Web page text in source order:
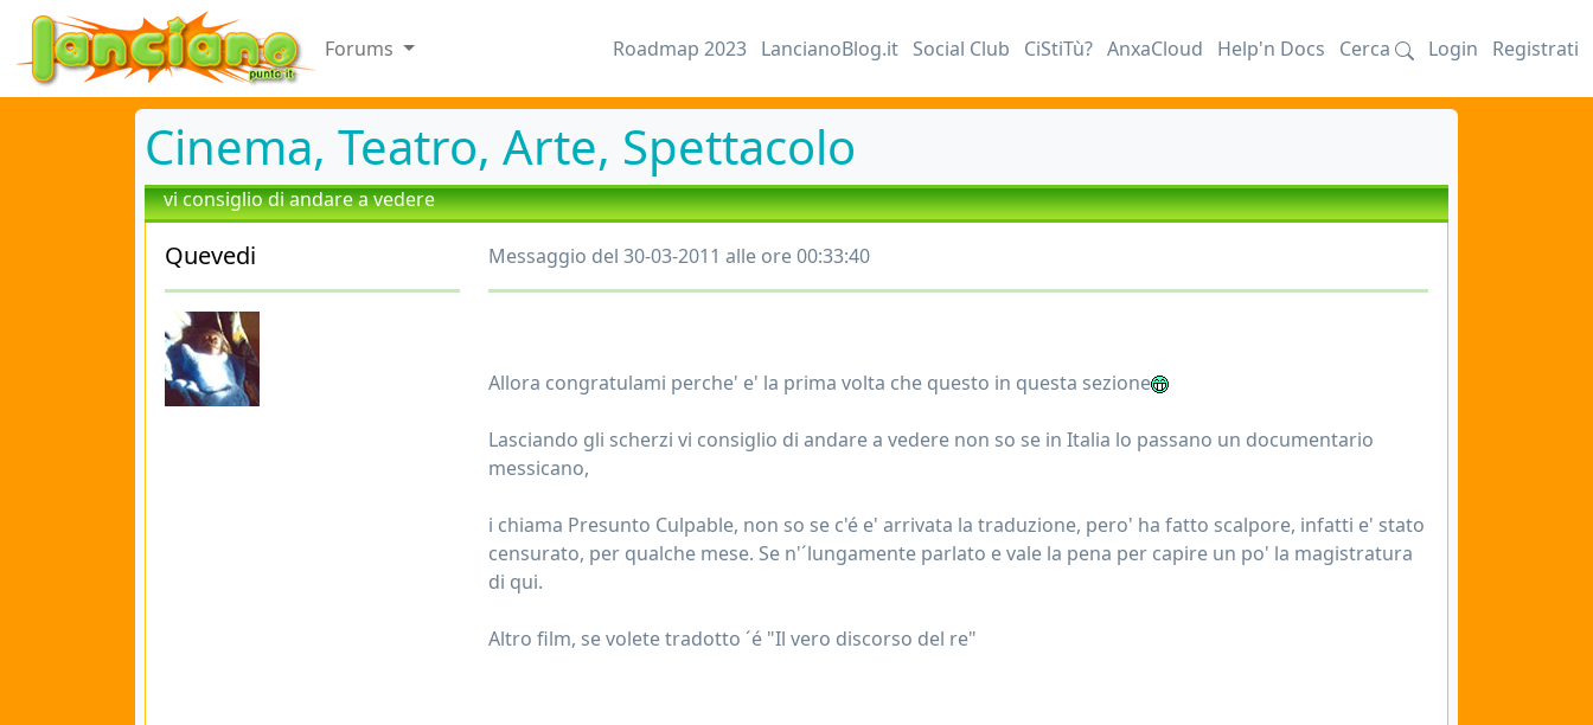
Forums Roadmap 2023 LancianoBlog.it Social Club CiStiTù? AnxaCloud Help'n Docs Cerca Login Registrati
Cinema, Teatro, Arte, Spettacolo
vi consiglio di andare a vedere
Quevedi Messaggio del 30-03-2011 alle ore 00:33:40
Allora congratulami perche' e' la prima volta che questo in questa sezione
Lasciando gli scherzi vi consiglio di andare a vedere non so se in Italia lo passano un documentario
messicano,
i chiama Presunto Culpable, non so se c'é e' arrivata la traduzione, pero' ha fatto scalpore, infatti e' stato
censurato, per qualche mese. Se n'´lungamente parlato e vale la pena per capire un po' la magistratura
di qui.
Altro film, se volete tradotto ´é "Il vero discorso del re"